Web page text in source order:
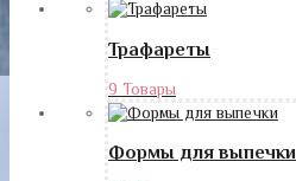
Трафареты
9 Товары
Формы для выпечки